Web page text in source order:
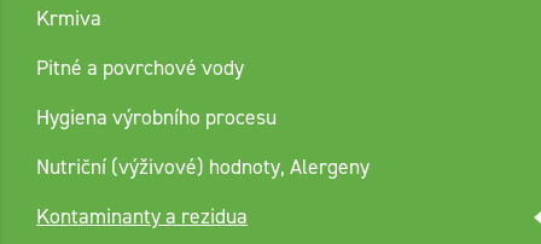
Krmiva
Pitné a povrchové vody
Hygiena výrobního procesu
Nutriční (výživové) hodnoty, Alergeny
Kontaminanty a rezidua